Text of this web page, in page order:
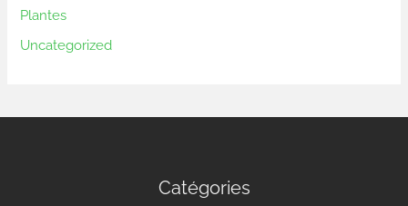
Plantes
Uncategorized
Catégories